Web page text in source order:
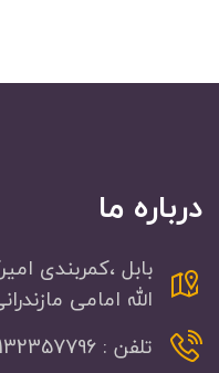
درباره ما
بابل ،کمربندی
الله امامی
تلفن : 01132357796